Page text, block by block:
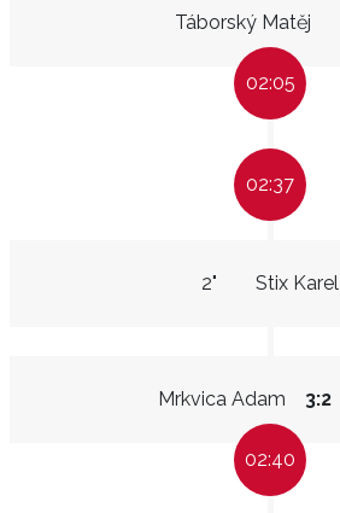
Táborský Matěj
02:05
02:37
Stix Karel
2"
Mrkvica Adam 3:2
02:40